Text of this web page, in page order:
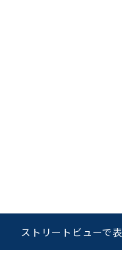
ストリートビューで